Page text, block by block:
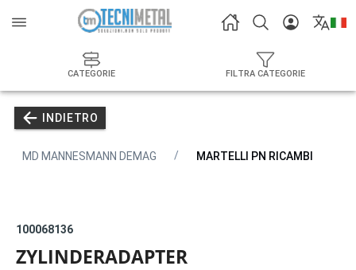
CATEGORIE FILTRA CATEGORIE
INDIETRO
MD MANNESMANN DEMAG MARTELLI PN RICAMBI
100068136
ZYLINDERADAPTER